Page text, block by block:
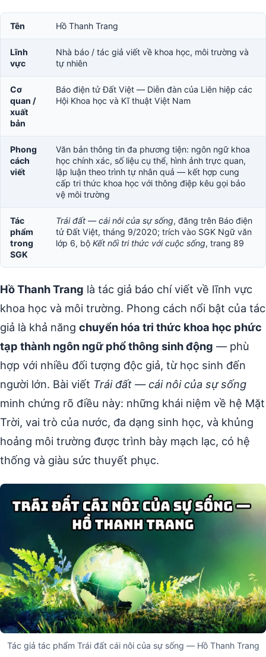
Tên Hồ Thanh Trang
Lĩnh
vực
Nhà báo / tác giả viết về khoa học, môi trường và
tự nhiên
Cơ
quan /
xuất
bản
Báo điện tử Đất Việt — Diễn đàn của Liên hiệp các
Hội Khoa học và Kĩ thuật Việt Nam
Phong
cách
viết
Văn bản thông tin đa phương tiện: ngôn ngữ khoa
học chính xác, số liệu cụ thể, hình ảnh trực quan,
lập luận theo trình tự nhân quả — kết hợp cung
cấp tri thức khoa học với thông điệp kêu gọi bảo
vệ môi trường
Tác
phẩm
trong
SGK
Trái đất — cái nôi của sự sống, đăng trên Báo điện
tử Đất Việt, tháng 9/2020; trích vào SGK Ngữ văn
lớp 6, bộ Kết nối tri thức với cuộc sống, trang 89
Hồ Thanh Trang là tác giả báo chí viết về lĩnh vực
khoa học và môi trường. Phong cách nổi bật của tác
giả là khả năng chuyển hóa tri thức khoa học phức
tạp thành ngôn ngữ phổ thông sinh động — phù
hợp với nhiều đối tượng độc giả, từ học sinh đến
người lớn. Bài viết Trái đất — cái nôi của sự sống
minh chứng rõ điều này: những khái niệm về hệ Mặt
Trời, vai trò của nước, đa dạng sinh học, và khủng
hoảng môi trường được trình bày mạch lạc, có hệ
thống và giàu sức thuyết phục.
Tác giả tác phẩm Trái đất cái nôi của sự sống — Hồ Thanh Trang